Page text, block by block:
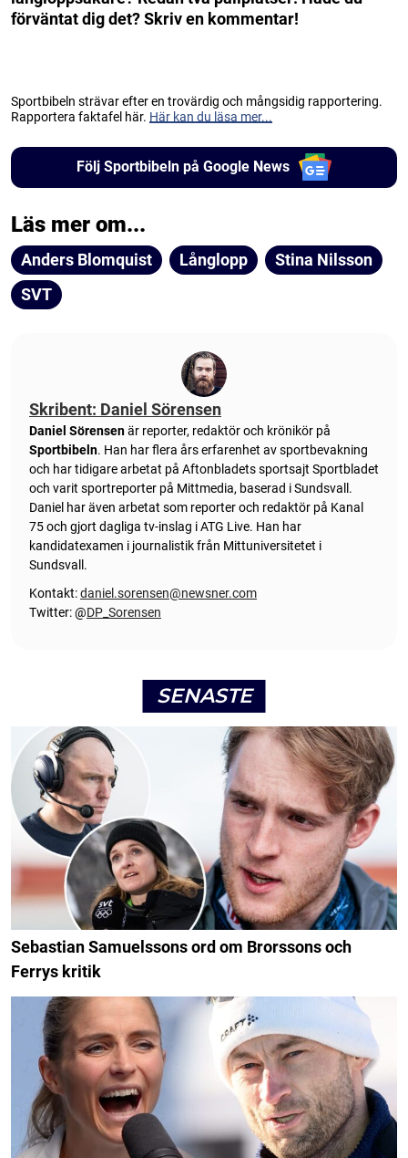
förväntat dig det? Skriv en kommentar!
Sportbibeln strävar efter en trovärdig och mångsidig rapportering.
Rapportera faktafel här. Här kan du läsa mer...
Följ Sportbibeln på Google News
Läs mer om...
Anders Blomquist Långlopp
Stina Nilsson
SVT
Skribent: Daniel Sörensen
Daniel Sörensenär reporter, redaktör och krönikör på
Sportbibeln. Han har flera års erfarenhet av sportbevakning
och har tidigare arbetat på Aftonbladets sportsajt Sportbladet
och varit sportreporter på Mittmedia, baserad i Sundsvall.
Daniel har även arbetat som reporter och redaktör på Kanal
75 och gjort dagliga tv-inslag i ATG Live. Han har
kandidatexamen i journalistik från Mittuniversitetet i
Sundsvall.
Kontakt:daniel.sorensen@newsner.com
Twitter: @DP_Sorensen
SENASTE
Sebastian Samuelssons ord om Brorssons och
Ferrys kritik